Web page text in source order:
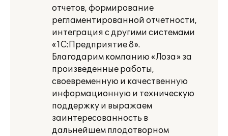
отчетов, формирование
регламентированной отчетности,
интеграция с другими системами
«1С:Предприятие 8».
Благодарим компанию «Лоза» за
произведенные работы,
своевременную и качественную
информационную и техническую
поддержку и выражаем
заинтересованность в
дальнейшем плодотворном